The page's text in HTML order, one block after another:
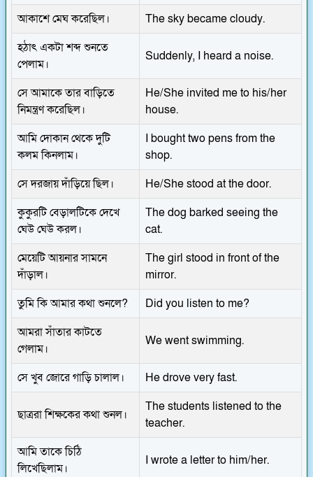
আকাশে মেঘ করেছিল।
The sky became cloudy.
হঠাৎ একটা শব্দ শুনতে
পেলাম।
Suddenly, I heard a noise.
সে আমাকে তার বাড়িতে
নিমন্ত্রণ করেছিল।
He/She invited me to his/her
house.
আমি দোকান থেকে দুটি
কলম কিনলাম।
I bought two pens from the
shop.
সে দরজায় দাঁড়িয়ে ছিল।
He/She stood at the door.
কুকুরটি বেড়ালটিকে দেখে
ঘেউ ঘেউ করল।
The dog barked seeing the
cat.
মেয়েটি আয়নার সামনে
দাঁড়াল।
The girl stood in front of the
mirror.
তুমি কি আমার কথা শুনলে?
Did you listen to me?
আমরা সাঁতার কাটতে
গেলাম।
We went swimming.
সে খুব জোরে গাড়ি চালাল। He drove very fast.
ছাত্ররা শিক্ষকের কথা শুনল।
The students listened to the
teacher.
আমি তাকে চিঠি
লিখেছিলাম।
I wrote a letter to him/her.